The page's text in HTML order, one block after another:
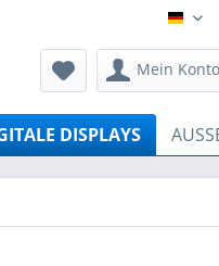
Mein Konto
DISPLAYS